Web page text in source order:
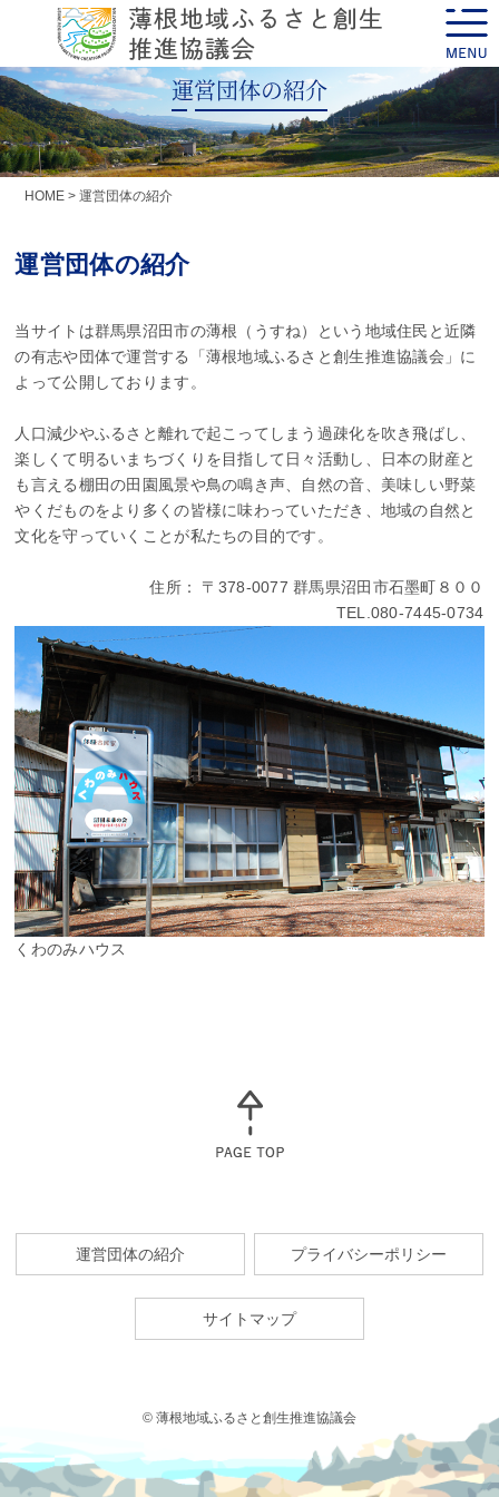
toggle
運営団体の紹介
HOME >運営団体の紹介
運営団体の紹介
当サイトは群馬県沼田市の薄根（うすね）という地域住民と近隣
の有志や団体で運営する「薄根地域ふるさと創生推進協議会」に
よって公開しております。
人口減少やふるさと離れで起こってしまう過疎化を吹き飛ばし、
楽しくて明るいまちづくりを目指して日々活動し、日本の財産と
も言える棚田の田園風景や鳥の鳴き声、自然の音、美味しい野菜
やくだものをより多くの皆様に味わっていただき、地域の自然と
文化を守っていくことが私たちの目的です。
住所： 〒378-0077 群馬県沼田市石墨町８００
TEL.080-7445-0734
くわのみハウス
運営団体の紹介 プライバシーポリシー
サイトマップ
© 薄根地域ふるさと創生推進協議会